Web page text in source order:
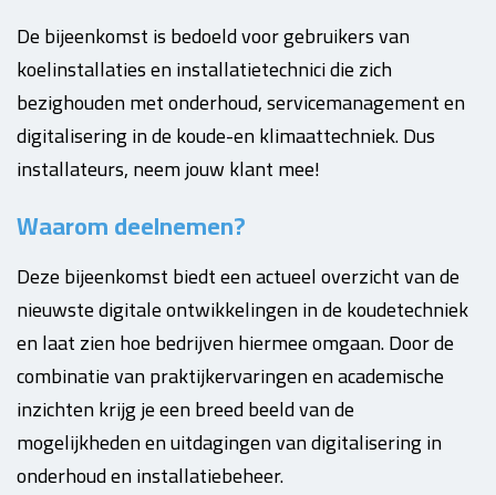
De bijeenkomst is bedoeld voor gebruikers van
koelinstallaties en installatietechnici die zich
bezighouden met onderhoud, servicemanagement en
digitalisering in de koude-en klimaattechniek. Dus
installateurs, neem jouw klant mee!
Waarom deelnemen?
Deze bijeenkomst biedt een actueel overzicht van de
nieuwste digitale ontwikkelingen in de koudetechniek
en laat zien hoe bedrijven hiermee omgaan. Door de
combinatie van praktijkervaringen en academische
inzichten krijg je een breed beeld van de
mogelijkheden en uitdagingen van digitalisering in
onderhoud en installatiebeheer.